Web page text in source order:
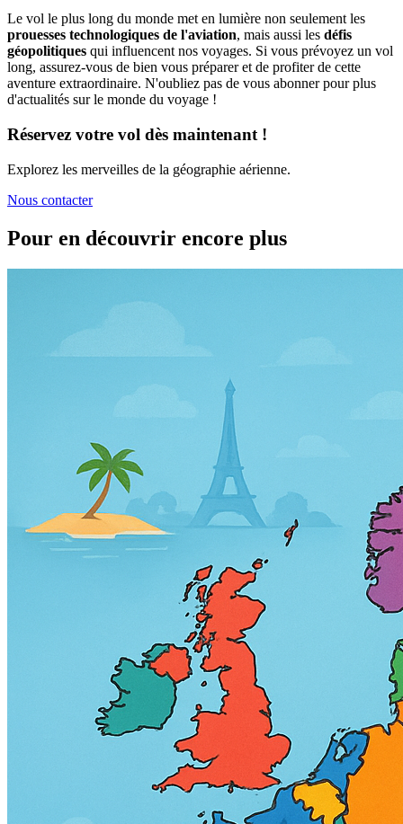
Le vol le plus long du monde met en lumière non seulement les
prouesses technologiques de l'aviation, mais aussi les défis
géopolitiques qui influencent nos voyages. Si vous prévoyez un vol
long, assurez-vous de bien vous préparer et de profiter de cette
aventure extraordinaire. N'oubliez pas de vous abonner pour plus
d'actualités sur le monde du voyage !
Réservez votre vol dès maintenant !
Explorez les merveilles de la géographie aérienne.
Nous contacter
Pour en découvrir encore plus